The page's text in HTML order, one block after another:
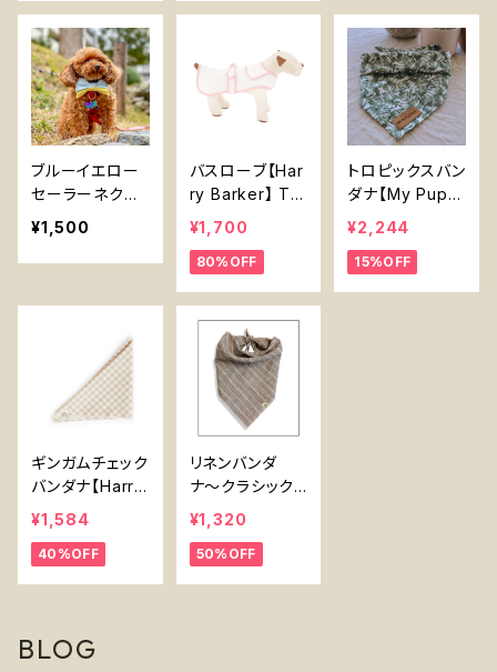
ェック
ブルーイエロー
セーラーネクタ
イ【Sirius Esse
ntials オリジナ
ル】オーガニック
¥1,500
バスローブ【Har
ry Barker】 Ter
ry Cloth Dog
Bath Robe -H
arry Barker-
¥1,700
80%OFF
トロピックスバン
ダナ【My Pupp
er】犬用バンダ
ナ Tropics Do
g Bandana
¥2,244
15%OFF
ギンガムチェック
バンダナ【Harry
Barker】犬用お
もちゃ Gingham
Bandana -Harr
¥1,584
40%OFF
リネンバンダ
ナ〜クラシック
結び〖Linen Ba
ndana - Classi
c Tie〗
¥1,320
50%OFF
BLOG